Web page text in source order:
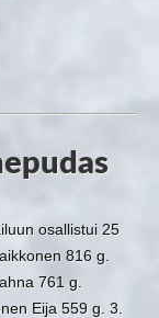
osallistui 25
816 g.
761 g.
Eija 559 g. 3.